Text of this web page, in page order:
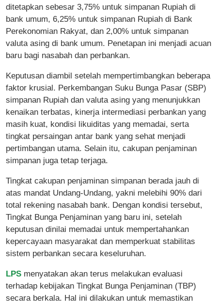
ditetapkan sebesar 3,75% untuk simpanan Rupiah di
bank umum, 6,25% untuk simpanan Rupiah di Bank
Perekonomian Rakyat, dan 2,00% untuk simpanan
valuta asing di bank umum. Penetapan ini menjadi acuan
baru bagi nasabah dan perbankan.
Keputusan diambil setelah mempertimbangkan beberapa
faktor krusial. Perkembangan Suku Bunga Pasar (SBP)
simpanan Rupiah dan valuta asing yang menunjukkan
kenaikan terbatas, kinerja intermediasi perbankan yang
masih kuat, kondisi likuiditas yang memadai, serta
tingkat persaingan antar bank yang sehat menjadi
pertimbangan utama. Selain itu, cakupan penjaminan
simpanan juga tetap terjaga.
Tingkat cakupan penjaminan simpanan berada jauh di
atas mandat Undang-Undang, yakni melebihi 90% dari
total rekening nasabah bank. Dengan kondisi tersebut,
Tingkat Bunga Penjaminan yang baru ini, setelah
keputusan dinilai memadai untuk mempertahankan
kepercayaan masyarakat dan memperkuat stabilitas
sistem perbankan secara keseluruhan.
LPS menyatakan akan terus melakukan evaluasi
terhadap kebijakan Tingkat Bunga Penjaminan (TBP)
secara berkala. Hal ini dilakukan untuk memastikan